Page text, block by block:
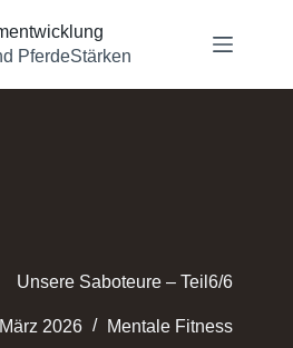
PferdeStärken
Unsere Saboteure – Teil6/6
2026 Mentale Fitness